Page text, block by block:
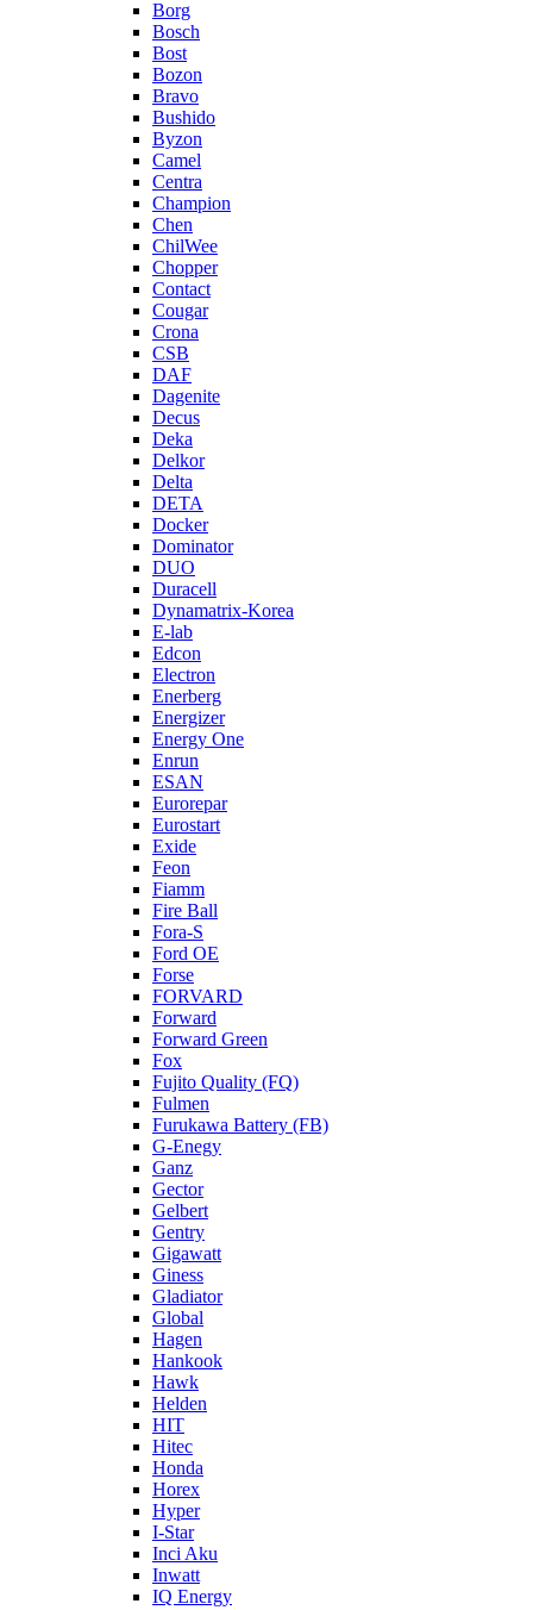
Borg
Bosch
Bost
Bozon
Bravo
Bushido
Byzon
Camel
Centra
Champion
Chen
ChilWee
Chopper
Contact
Cougar
Crona
CSB
DAF
Dagenite
Decus
Deka
Delkor
Delta
DETA
Docker
Dominator
DUO
Duracell
Dynamatrix-Korea
E-lab
Edcon
Electron
Enerberg
Energizer
Energy One
Enrun
ESAN
Eurorepar
Eurostart
Exide
Feon
Fiamm
Fire Ball
Fora-S
Ford OE
Forse
FORVARD
Forward
Forward Green
Fox
Fujito Quality (FQ)
Fulmen
Furukawa Battery (FB)
G-Enegy
Ganz
Gector
Gelbert
Gentry
Gigawatt
Giness
Gladiator
Global
Hagen
Hankook
Hawk
Helden
HIT
Hitec
Honda
Horex
Hyper
I-Star
Inci Aku
Inwatt
IQ Energy